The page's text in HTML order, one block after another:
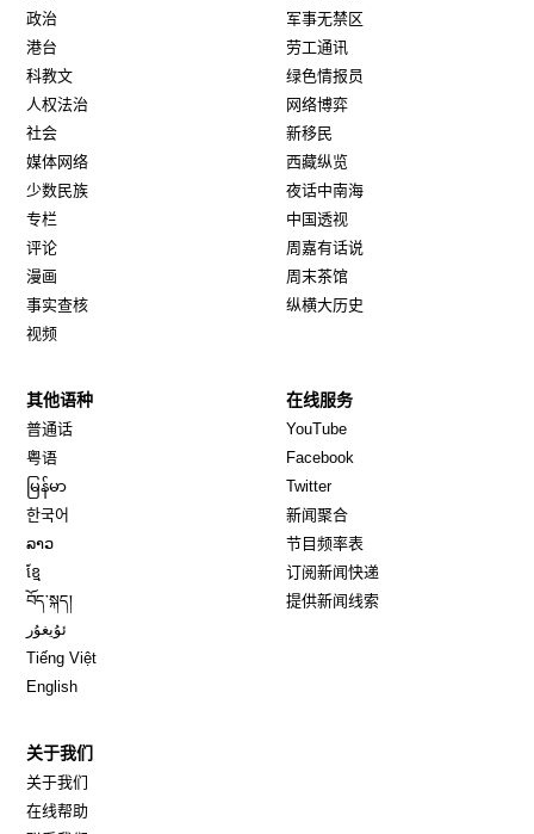
政治
港台
科教文
人权法治
社会
媒体网络
少数民族
专栏
评论
漫画
事实查核
视频
军事无禁区
劳工通讯
绿色情报员
网络博弈
新移民
西藏纵览
夜话中南海
中国透视
周嘉有话说
周末茶馆
纵横大历史
其他语种
普通话
粤语
မြန်မာ
한국어
ລາວ
ខ្មែ
བོད་སྐད།
ئۇيغۇر
Tiếng Việt
English
在线服务
YouTube
Facebook
TwitterOpens in new window
新闻聚合
节目频率表
订阅新闻快递
提供新闻线索
关于我们
关于我们
在线帮助